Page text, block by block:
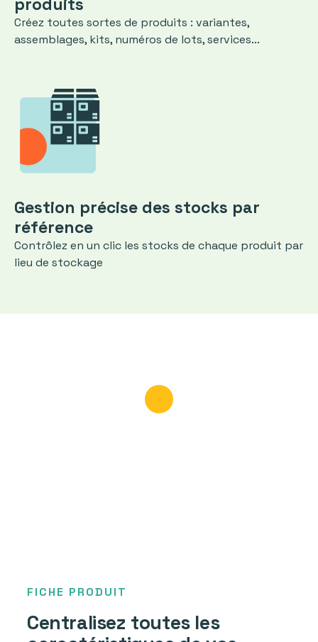
produits
Créez toutes sortes de produits : variantes,
assemblages, kits, numéros de lots, services...
Gestion précise des stocks par
référence
Contrôlez en un clic les stocks de chaque produit par
lieu de stockage
FICHE PRODUIT
Centralisez toutes les